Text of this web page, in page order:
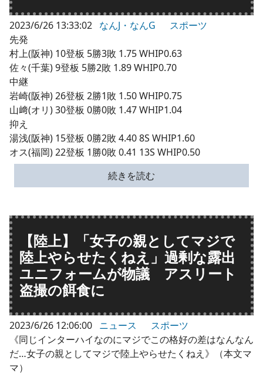
2023/6/26 13:33:02 なんJ・なんG
スポーツ
先発
村上(阪神) 10登板 5勝3敗 1.75 WHIP0.63
佐々(千葉) 9登板 5勝2敗 1.89 WHIP0.70
中継
岩崎(阪神) 26登板 2勝1敗 1.50 WHIP0.75
山﨑(オリ) 30登板 0勝0敗 1.47 WHIP1.04
抑え
湯浅(阪神) 15登板 0勝2敗 4.40 8S WHIP1.60
オス(福岡) 22登板 1勝0敗 0.41 13S WHIP0.50
続きを読む
【陸上】「女子の親としてマジで
陸上やらせたくねえ」過剰な露出
ユニフォームが物議 アスリート
盗撮の餌食に
2023/6/26 12:06:00 ニュース
スポーツ
《同じインターハイなのにマジでこの格好の差はなんなん
だ…女子の親としてマジで陸上やらせたくねえ》（本文マ
マ）